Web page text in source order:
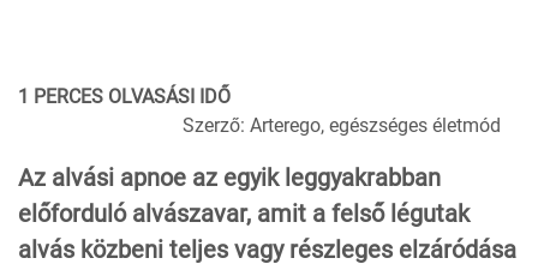
1 PERCES OLVASÁSI IDŐ
Szerző: Arterego, egészséges életmód
Az alvási apnoe az egyik leggyakrabban
előforduló alvászavar, amit a felső légutak
alvás közbeni teljes vagy részleges elzáródása